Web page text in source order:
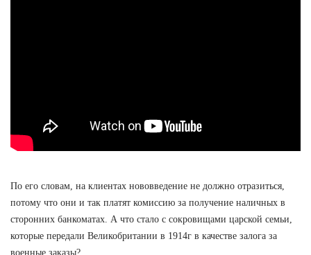
По его словам, на клиентах нововведение не должно отразиться,
потому что они и так платят комиссию за получение наличных в
сторонних банкоматах. А что стало с сокровищами царской семьи,
которые передали Великобритании в 1914г в качестве залога за
военные заказы?